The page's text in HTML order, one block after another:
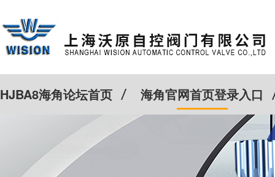
HJBA8海角论坛首页 海角官网首页登录入口
客户案例 新